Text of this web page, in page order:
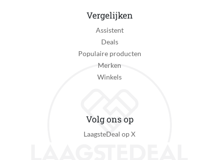
Vergelijken
Assistent
Deals
Populaire producten
Merken
Winkels
Volg ons op
LaagsteDeal op X